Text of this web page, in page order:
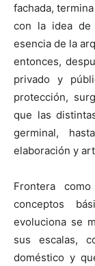
fachada,
con la idea de
esencia de la
entonces,
privado y
protección,
que las
germinal,
elaboración y
Frontera
conceptos
evoluciona se
sus escalas,
doméstico y